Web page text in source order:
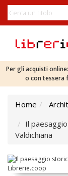
Per gli acquisti
o con tessera
Home
Il
Valdichiana